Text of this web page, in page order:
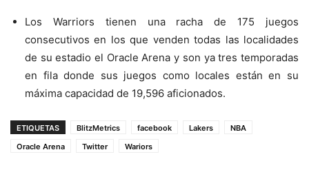
Los Warriors tienen una racha de 175 juegos
consecutivos en los que venden todas las localidades
de su estadio el Oracle Arena y son ya tres temporadas
en fila donde sus juegos como locales están en su
máxima capacidad de 19,596 aficionados.
ETIQUETAS BlitzMetrics facebook Lakers
NBA
Oracle Arena
Twitter Wariors